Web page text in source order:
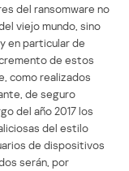
del ransomware no
viejo mundo, sino
en particular de
de estos
como realizados
de seguro
del año 2017 los
del estilo
de dispositivos
serán, por